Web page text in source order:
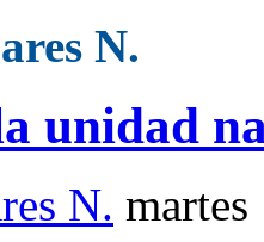
N.
unidad
N.